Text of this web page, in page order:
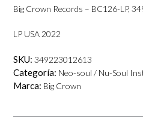
Big Crown Records – BC126-LP,
LP USA 2022
SKU: 349223012613
Categoría: Neo-soul / Nu-Soul
Marca: Big Crown